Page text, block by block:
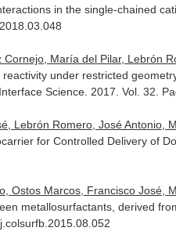
in the single-chained
María del Pilar, Lebrón
under restricted
Science . 2017. Vol. 32.
Lebrón Romero, José Antonio,
for Controlled Delivery of
Ostos Marcos, Francisco José,
metallosurfactants, derived